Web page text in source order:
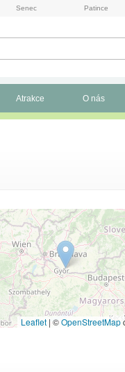
Senec Patince
Atrakce O nás
Leaflet | ©OpenStreetMap